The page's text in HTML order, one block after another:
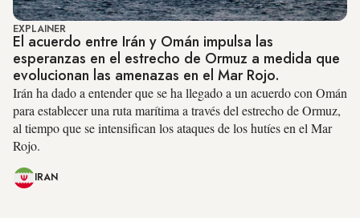
EXPLAINER
El acuerdo entre Irán y Omán impulsa las
esperanzas en el estrecho de Ormuz a medida que
evolucionan las amenazas en el Mar Rojo.
Irán ha dado a entender que se ha llegado a un acuerdo con Omán
para establecer una ruta marítima a través del estrecho de Ormuz,
al tiempo que se intensifican los ataques de los hutíes en el Mar
Rojo.
IRAN